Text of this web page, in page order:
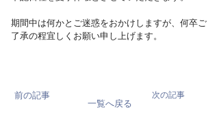
期間中は何かとご迷惑をおかけしますが、何卒ご
了承の程宜しくお願い申し上げます。
前の記事
一覧へ戻る
次の記事